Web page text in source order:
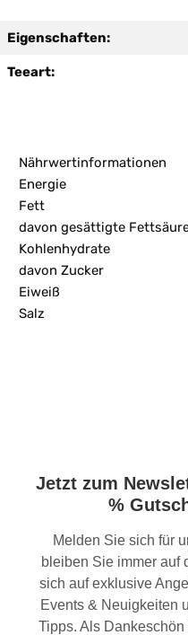
Eigenschaften:
Teeart:
Nährwertinformationen
Energie
Fett
davon gesättigte
Kohlenhydrate
davon Zucker
Eiweiß
Salz
Jetzt zum
%
Melden Sie sich für
bleiben Sie immer auf
sich auf exklusive
Events & Neuigkeiten
Tipps. Als